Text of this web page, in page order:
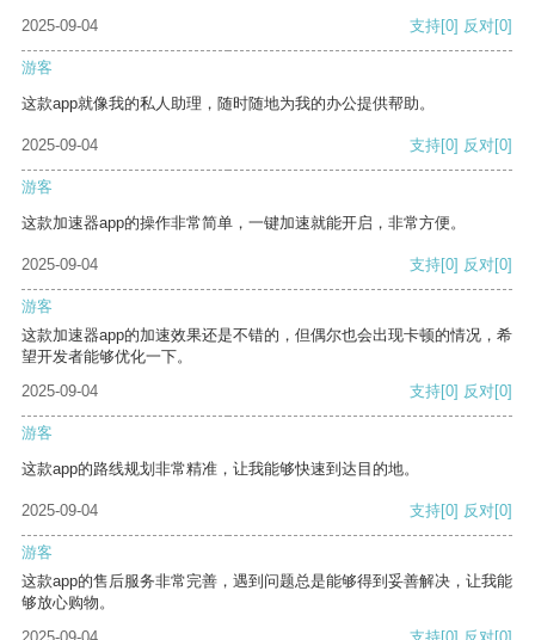
2025-09-04 支持[0] 反对[0]
游客
这款app就像我的私人助理，随时随地为我的办公提供帮助。
2025-09-04 支持[0] 反对[0]
游客
这款加速器app的操作非常简单，一键加速就能开启，非常方便。
2025-09-04 支持[0] 反对[0]
游客
这款加速器app的加速效果还是不错的，但偶尔也会出现卡顿的情况，希
望开发者能够优化一下。
2025-09-04
支持[0] 反对[0]
游客
这款app的路线规划非常精准，让我能够快速到达目的地。
2025-09-04 支持[0] 反对[0]
游客
这款app的售后服务非常完善，遇到问题总是能够得到妥善解决，让我能
够放心购物。